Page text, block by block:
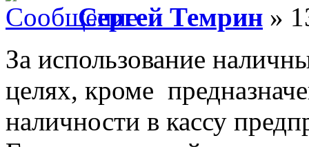
Сергей Темрин »
За использование
целях, кроме
наличности в кассу